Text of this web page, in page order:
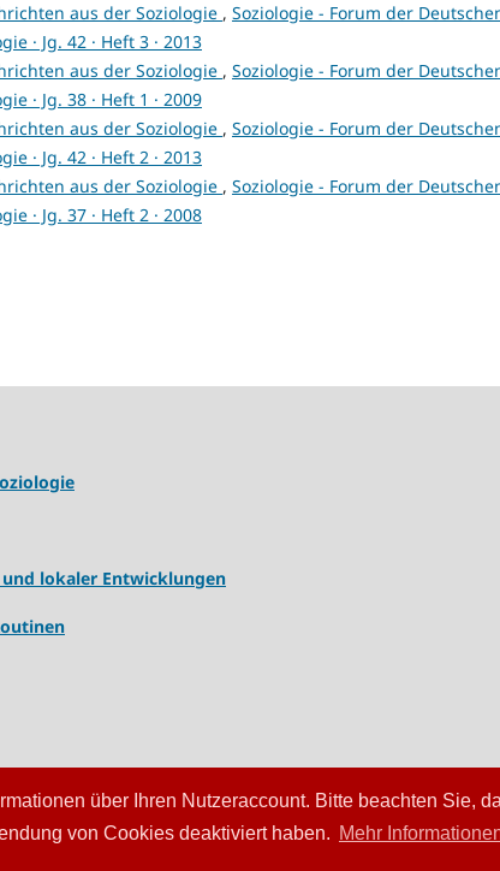
über Ihren Nutzeraccount. Bitte beachten Sie,
von Cookies deaktiviert haben. Mehr
aus der Soziologie , Soziologie - Forum der
· Jg. 42 · Heft 3 · 2013
aus der Soziologie , Soziologie - Forum der
· Jg. 38 · Heft 1 · 2009
aus der Soziologie , Soziologie - Forum der
· Jg. 42 · Heft 2 · 2013
aus der Soziologie , Soziologie - Forum der
· Jg. 37 · Heft 2 · 2008
lokaler Entwicklungen